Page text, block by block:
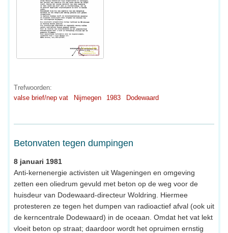
Trefwoorden:
valse brief/nep vat
Nijmegen 1983 Dodewaard
Betonvaten tegen dumpingen
8 januari 1981
Anti-kernenergie activisten uit Wageningen en omgeving
zetten een oliedrum gevuld met beton op de weg voor de
huisdeur van Dodewaard-directeur Woldring. Hiermee
protesteren ze tegen het dumpen van radioactief afval (ook uit
de kerncentrale Dodewaard) in de oceaan. Omdat het vat lekt
vloeit beton op straat; daardoor wordt het opruimen ernstig